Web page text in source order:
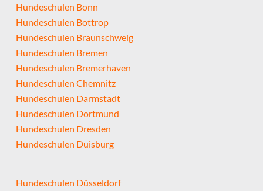
Hundeschulen Bonn
Hundeschulen Bottrop
Hundeschulen Braunschweig
Hundeschulen Bremen
Hundeschulen Bremerhaven
Hundeschulen Chemnitz
Hundeschulen Darmstadt
Hundeschulen Dortmund
Hundeschulen Dresden
Hundeschulen Duisburg
Hundeschulen Düsseldorf